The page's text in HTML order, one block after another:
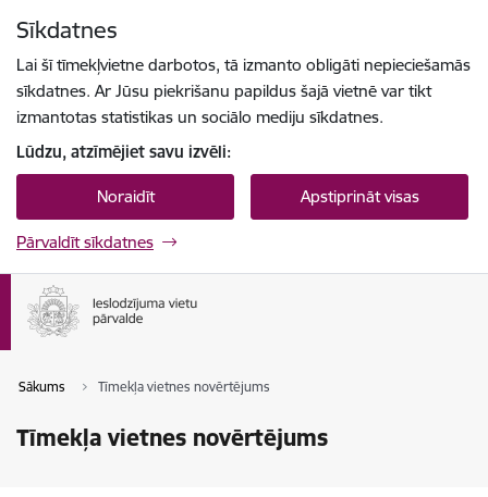
Sīkdatnes
Lai šī tīmekļvietne darbotos, tā izmanto obligāti nepieciešamās
sīkdatnes. Ar Jūsu piekrišanu papildus šajā vietnē var tikt
izmantotas statistikas un sociālo mediju sīkdatnes.
Lūdzu, atzīmējiet savu izvēli:
Noraidīt Apstiprināt visas
Pārvaldīt sīkdatnes
Sākums Tīmekļa vietnes novērtējums
Tīmekļa vietnes novērtējums